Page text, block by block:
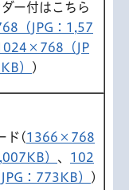
ー付はこちら
（JPG：1,57
（JP
）
)
ド(1366×768
） 、 102
：773KB）
)